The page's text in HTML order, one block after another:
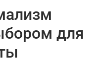
для